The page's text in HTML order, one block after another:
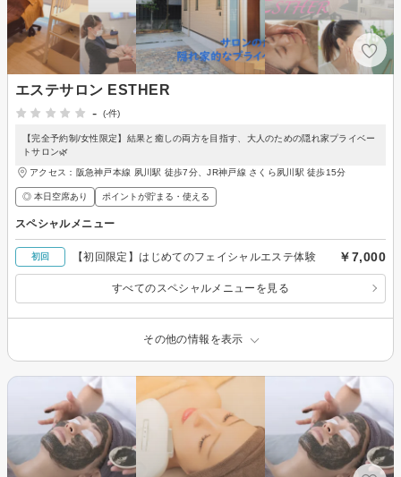
エステサロン ESTHER
-
(-件)
【完全予約制/女性限定】結果と癒しの両方を目指す、大人のための隠れ家プライベー
トサロン🌿
アクセス：阪急神戸本線 夙川駅 徒歩7分、JR神戸線 さくら夙川駅 徒歩15分
◎ 本日空席あり ポイントが貯まる・使える
スペシャルメニュー
初回 【初回限定】はじめてのフェイシャルエステ体験 ￥7,000
すべてのスペシャルメニューを見る
その他の情報を表示